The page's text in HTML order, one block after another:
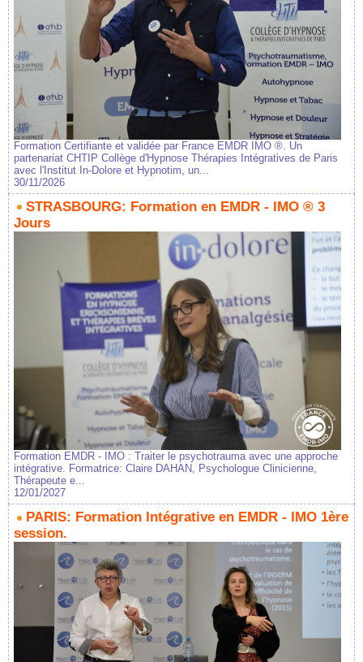
Formation Certifiante et validée par France EMDR IMO ®. Un
partenariat CHTIP Collège d'Hypnose Thérapies Intégratives de Paris
avec l'Institut In-Dolore et Hypnotim, un...
30/11/2026
STRASBOURG: Formation en EMDR - IMO ® 3
Jours
Formation EMDR - IMO : Traiter le psychotrauma avec une approche
intégrative. Formatrice: Claire DAHAN, Psychologue Clinicienne,
Thérapeute e...
12/01/2027
PARIS: Formation Intégrative en EMDR - IMO 1ère
session.